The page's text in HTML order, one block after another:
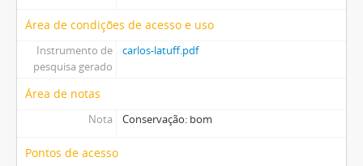
Área de condições de acesso e uso
Instrumento de
pesquisa gerado
carlos-latuff.pdf
Área de notas
Nota Conservação: bom
Pontos de acesso